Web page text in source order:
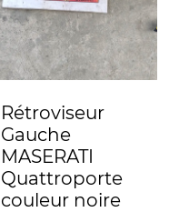
Rétroviseur
Gauche
MASERATI
Quattroporte
couleur noire